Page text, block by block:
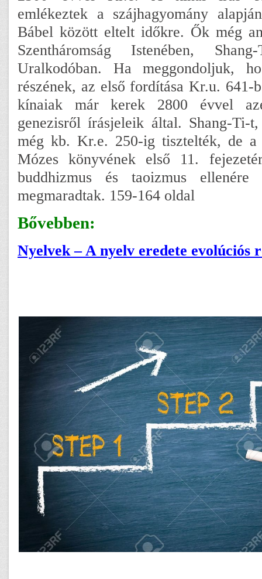
emlékeztek a szájhagyomány
Bábel között eltelt időkre. Ők még
Szentháromság Istenében,
Uralkodóban. Ha meggondoljuk,
részének, az első fordítása Kr.u. 641-
kínaiak már kerek 2800 évvel
genezisről írásjeleik által. Shang-Ti-
még kb. Kr.e. 250-ig tisztelték, de
Mózes könyvének első 11.
buddhizmus és taoizmus
megmaradtak. 159-164 oldal
Bővebben:
Nyelvek – A nyelv eredete evolúciós